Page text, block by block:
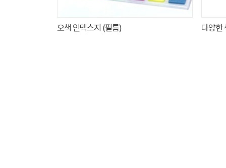
오색 인덱스지 (필름) 다양한